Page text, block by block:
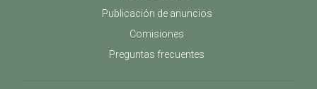
Publicación de anuncios
Comisiones
Preguntas frecuentes